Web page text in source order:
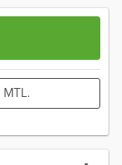
MTL.